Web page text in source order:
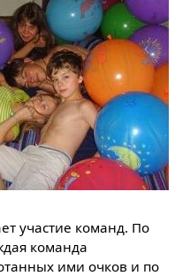
участие команд. По
команда
ими очков и по